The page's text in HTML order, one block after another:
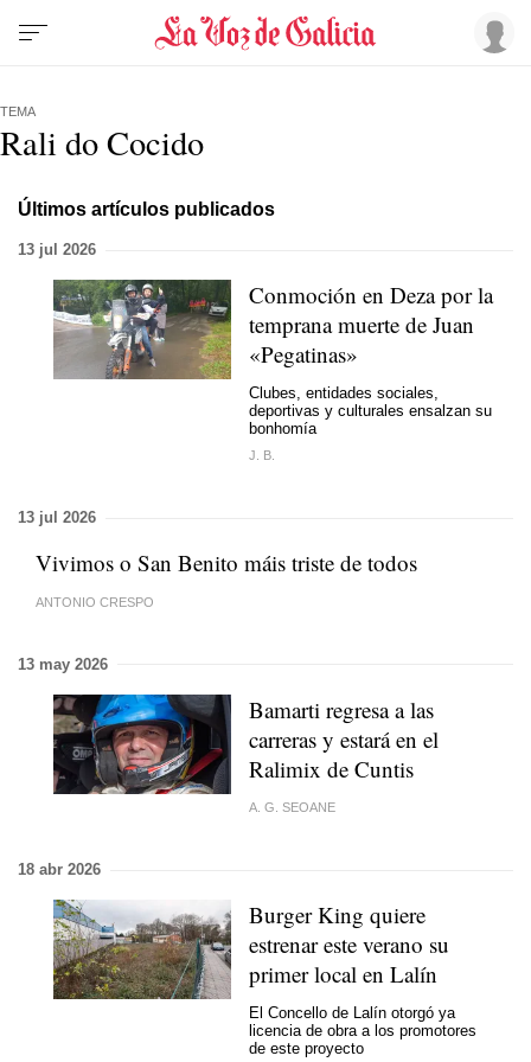
TEMA
Rali do Cocido
Últimos artículos publicados
13 jul 2026
Conmoción en Deza por la
temprana muerte de Juan
«Pegatinas»
Clubes, entidades sociales,
deportivas y culturales ensalzan su
bonhomía
J. B.
13 jul 2026
Vivimos o San Benito máis triste de todos
ANTONIO CRESPO
13 may 2026
Bamarti regresa a las
carreras y estará en el
Ralimix de Cuntis
A. G. SEOANE
18 abr 2026
Burger King quiere
estrenar este verano su
primer local en Lalín
El Concello de Lalín otorgó ya
licencia de obra a los promotores
de este proyecto